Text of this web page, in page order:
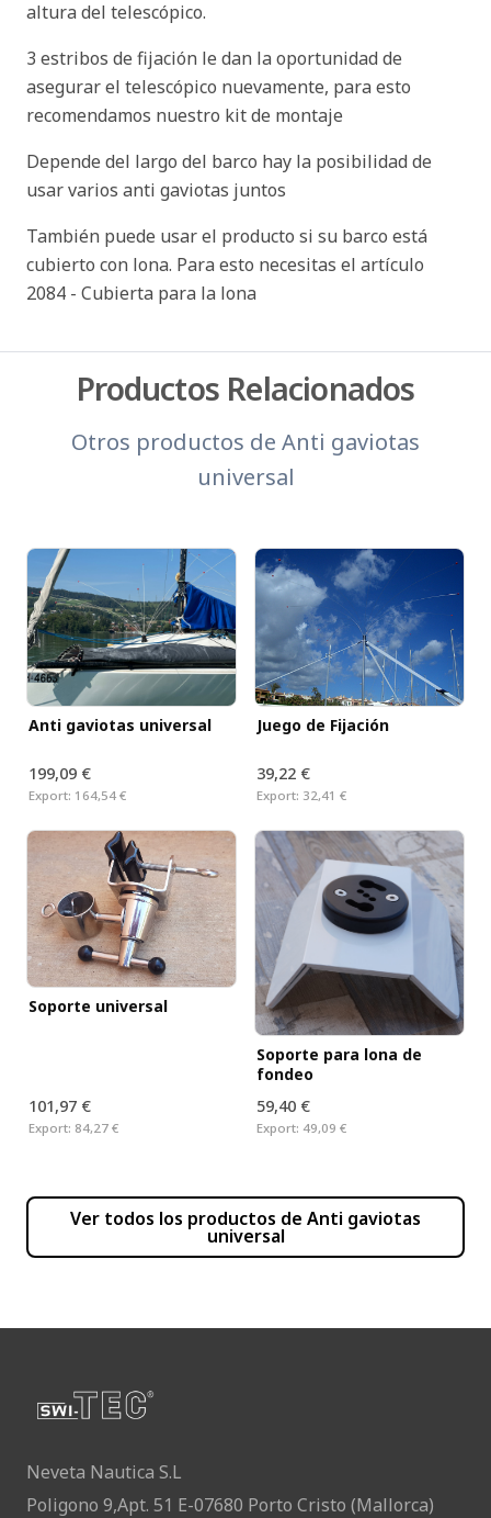
altura del telescópico.
3 estribos de fijación le dan la oportunidad de
asegurar el telescópico nuevamente, para esto
recomendamos nuestro kit de montaje
Depende del largo del barco hay la posibilidad de
usar varios anti gaviotas juntos
También puede usar el producto si su barco está
cubierto con lona. Para esto necesitas el artículo
2084 - Cubierta para la lona
Productos Relacionados
Otros productos de Anti gaviotas
universal
Anti gaviotas universal
199,09 €
Export: 164,54 €
Juego de Fijación
39,22 €
Export: 32,41 €
Soporte universal
101,97 €
Export: 84,27 €
Soporte para lona de
fondeo
59,40 €
Export: 49,09 €
Ver todos los productos de Anti gaviotas
universal
Neveta Nautica S.L
Poligono 9,Apt. 51 E-07680 Porto Cristo (Mallorca)